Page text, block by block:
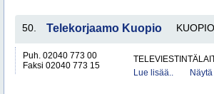
50. Telekorjaamo Kuopio KUOPIO
Puh. 02040 773 00
Faksi 02040 773 15
Lue lisää..